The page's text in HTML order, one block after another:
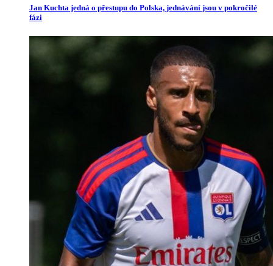
Jan Kuchta jedná o přestupu do Polska, jednávání jsou v pokročilé
fázi